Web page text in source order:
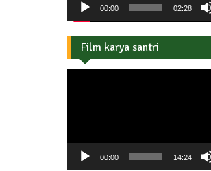
00:00 02:28
Film karya santri
00:00 14:24